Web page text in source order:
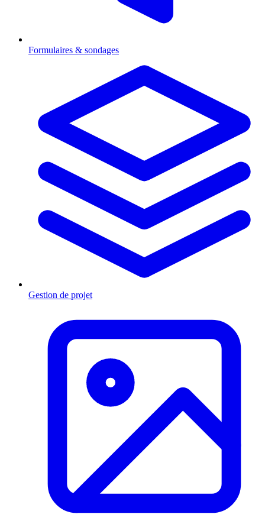
Formulaires & sondages
Gestion de projet